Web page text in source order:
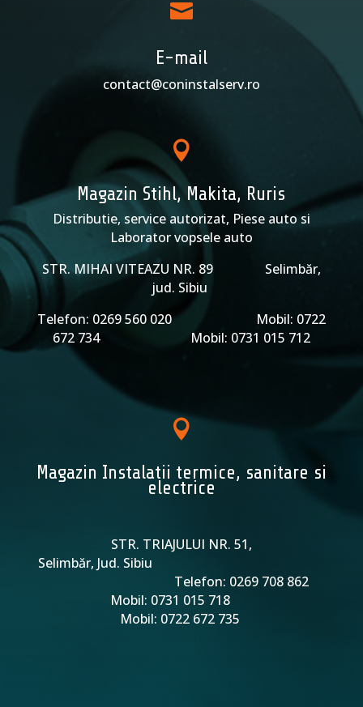

E-mail
contact@coninstalserv.ro

Magazin Stihl, Makita, Ruris
Distributie, service autorizat, Piese auto si
Laborator vopsele auto
STR. MIHAI VITEAZU NR. 89 Selimbăr,
jud. Sibiu
Telefon: 0269 560 020 Mobil: 0722
672 734 Mobil: 0731 015 712

Magazin Instalatii termice, sanitare si
electrice
STR. TRIAJULUI NR. 51,
Selimbăr, Jud. Sibiu
Telefon: 0269 708 862
Mobil: 0731 015 718
Mobil: 0722 672 735